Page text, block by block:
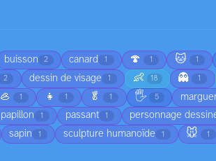
buisson 2 canard 1 🍄 1 🐱 1
2 dessin de visage 1 👶 18 👻 1
🦪 1 👧 1 🥬 1 🖐️ 5
papillon 1 passant 1 personnage
sapin 1 sculpture humanoïde 1 🐭 1